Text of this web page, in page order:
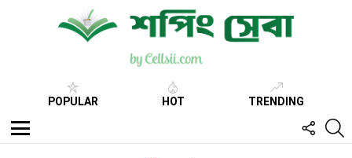
POPULAR HOT TRENDING
Menu
US